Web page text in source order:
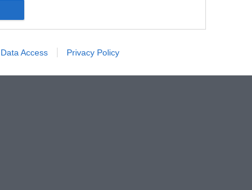
Data Access Privacy Policy
προγράμματος Όλη η Ελλάδα ένας